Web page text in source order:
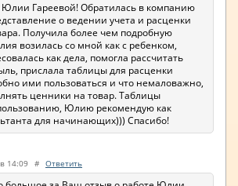
Юлии Гареевой! Обратилась в компанию
о ведении учета и расценки
Получила более чем подробную
возилась со мной как с ребенком,
как дела, помогла рассчитать
прислала таблицы для расценки
ими пользоваться и что немаловажно,
ценники на товар. Таблицы
Юлию рекомендую как
для начинающих))) Спасибо!
14:09 # Ответить